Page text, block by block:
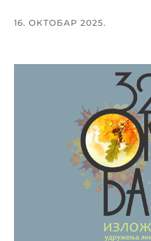
16. ОКТОБАР 2025.